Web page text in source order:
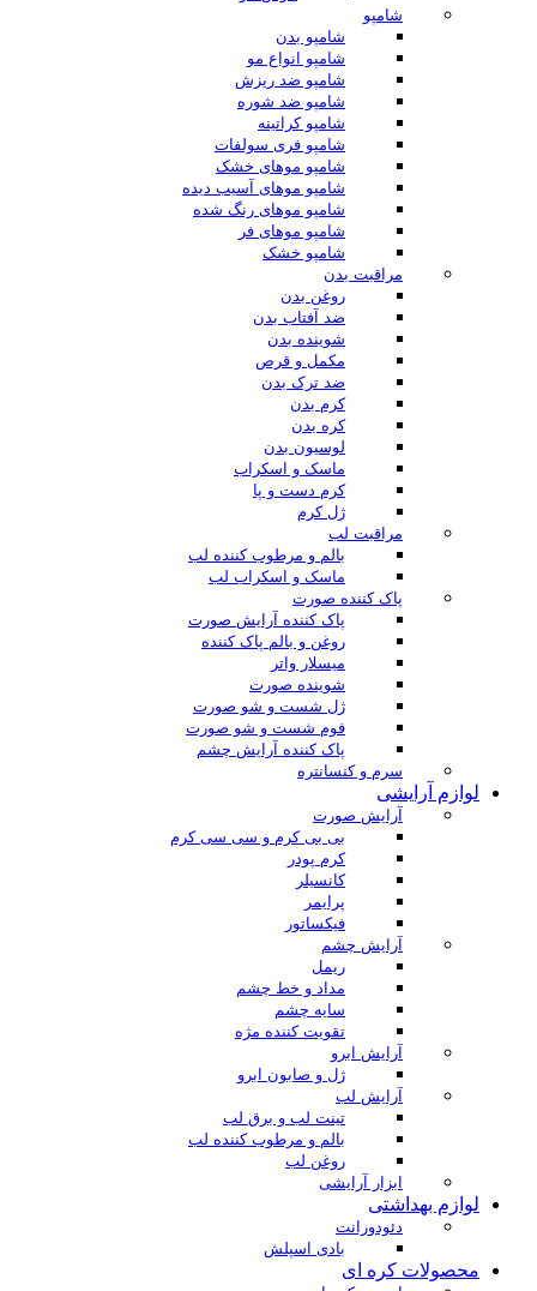
شامپو
شامپو بدن
شامپو انواع مو
شامپو ضد ریزش
شامپو ضد شوره
شامپو کراتینه
شامپو فری سولفات
شامپو موهای خشک
شامپو موهای آسیب دیده
شامپو موهای رنگ شده
شامپو موهای فر
شامپو خشک
مراقبت بدن
روغن بدن
ضد آفتاب بدن
شوینده بدن
مکمل و قرص
ضد ترک بدن
کرم بدن
کره بدن
لوسیون بدن
ماسک و اسکراب
کرم دست و پا
ژل کرم
مراقبت لب
بالم و مرطوب کننده لب
ماسک و اسکراب لب
پاک کننده صورت
پاک کننده آرایش صورت
روغن و بالم پاک کننده
میسلار واتر
شوینده صورت
ژل شست و شو صورت
فوم شست و شو صورت
پاک کننده آرایش چشم
سرم و کنسانتره
لوازم آرایشی
آرایش صورت
بی بی کرم و سی سی کرم
کرم پودر
کانسیلر
پرایمر
فیکساتور
آرایش چشم
ریمل
مداد و خط چشم
سایه چشم
تقویت کننده مژه
آرایش ابرو
ژل و صابون ابرو
آرایش لب
تینت لب و برق لب
بالم و مرطوب کننده لب
روغن لب
ابزار آرایشی
لوازم بهداشتی
دئودورانت
بادی اسپلش
محصولات کره ای